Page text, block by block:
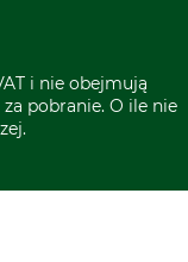
i nie obejmują
pobranie. O ile nie